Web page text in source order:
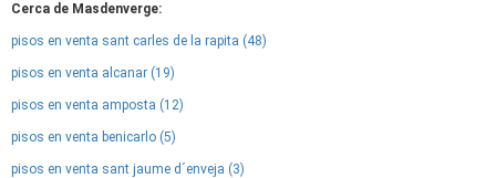
Cerca de Masdenverge:
pisos en venta sant carles de la rapita (48)
pisos en venta alcanar (19)
pisos en venta amposta (12)
pisos en venta benicarlo (5)
pisos en venta sant jaume d´enveja (3)